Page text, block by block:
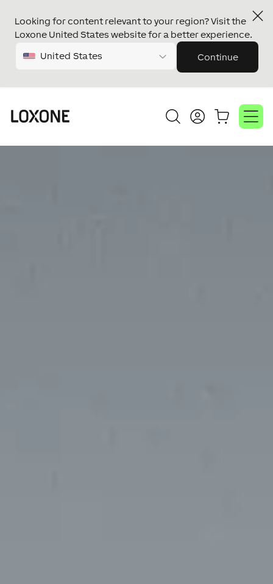
Looking for content relevant to your region? Visit the
Loxone United States website for a better experience.
United States Continue